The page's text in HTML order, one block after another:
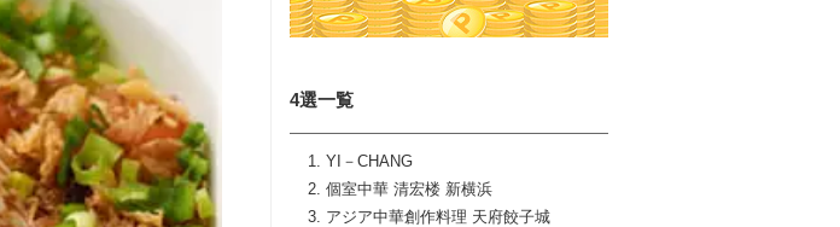
4選一覧
YI－CHANG
個室中華 清宏楼 新横浜
アジア中華創作料理 天府餃子城